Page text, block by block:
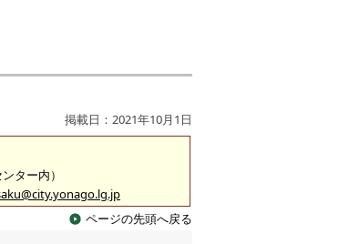
掲載日：2021年10月1日
ター内）
ページの先頭へ戻る